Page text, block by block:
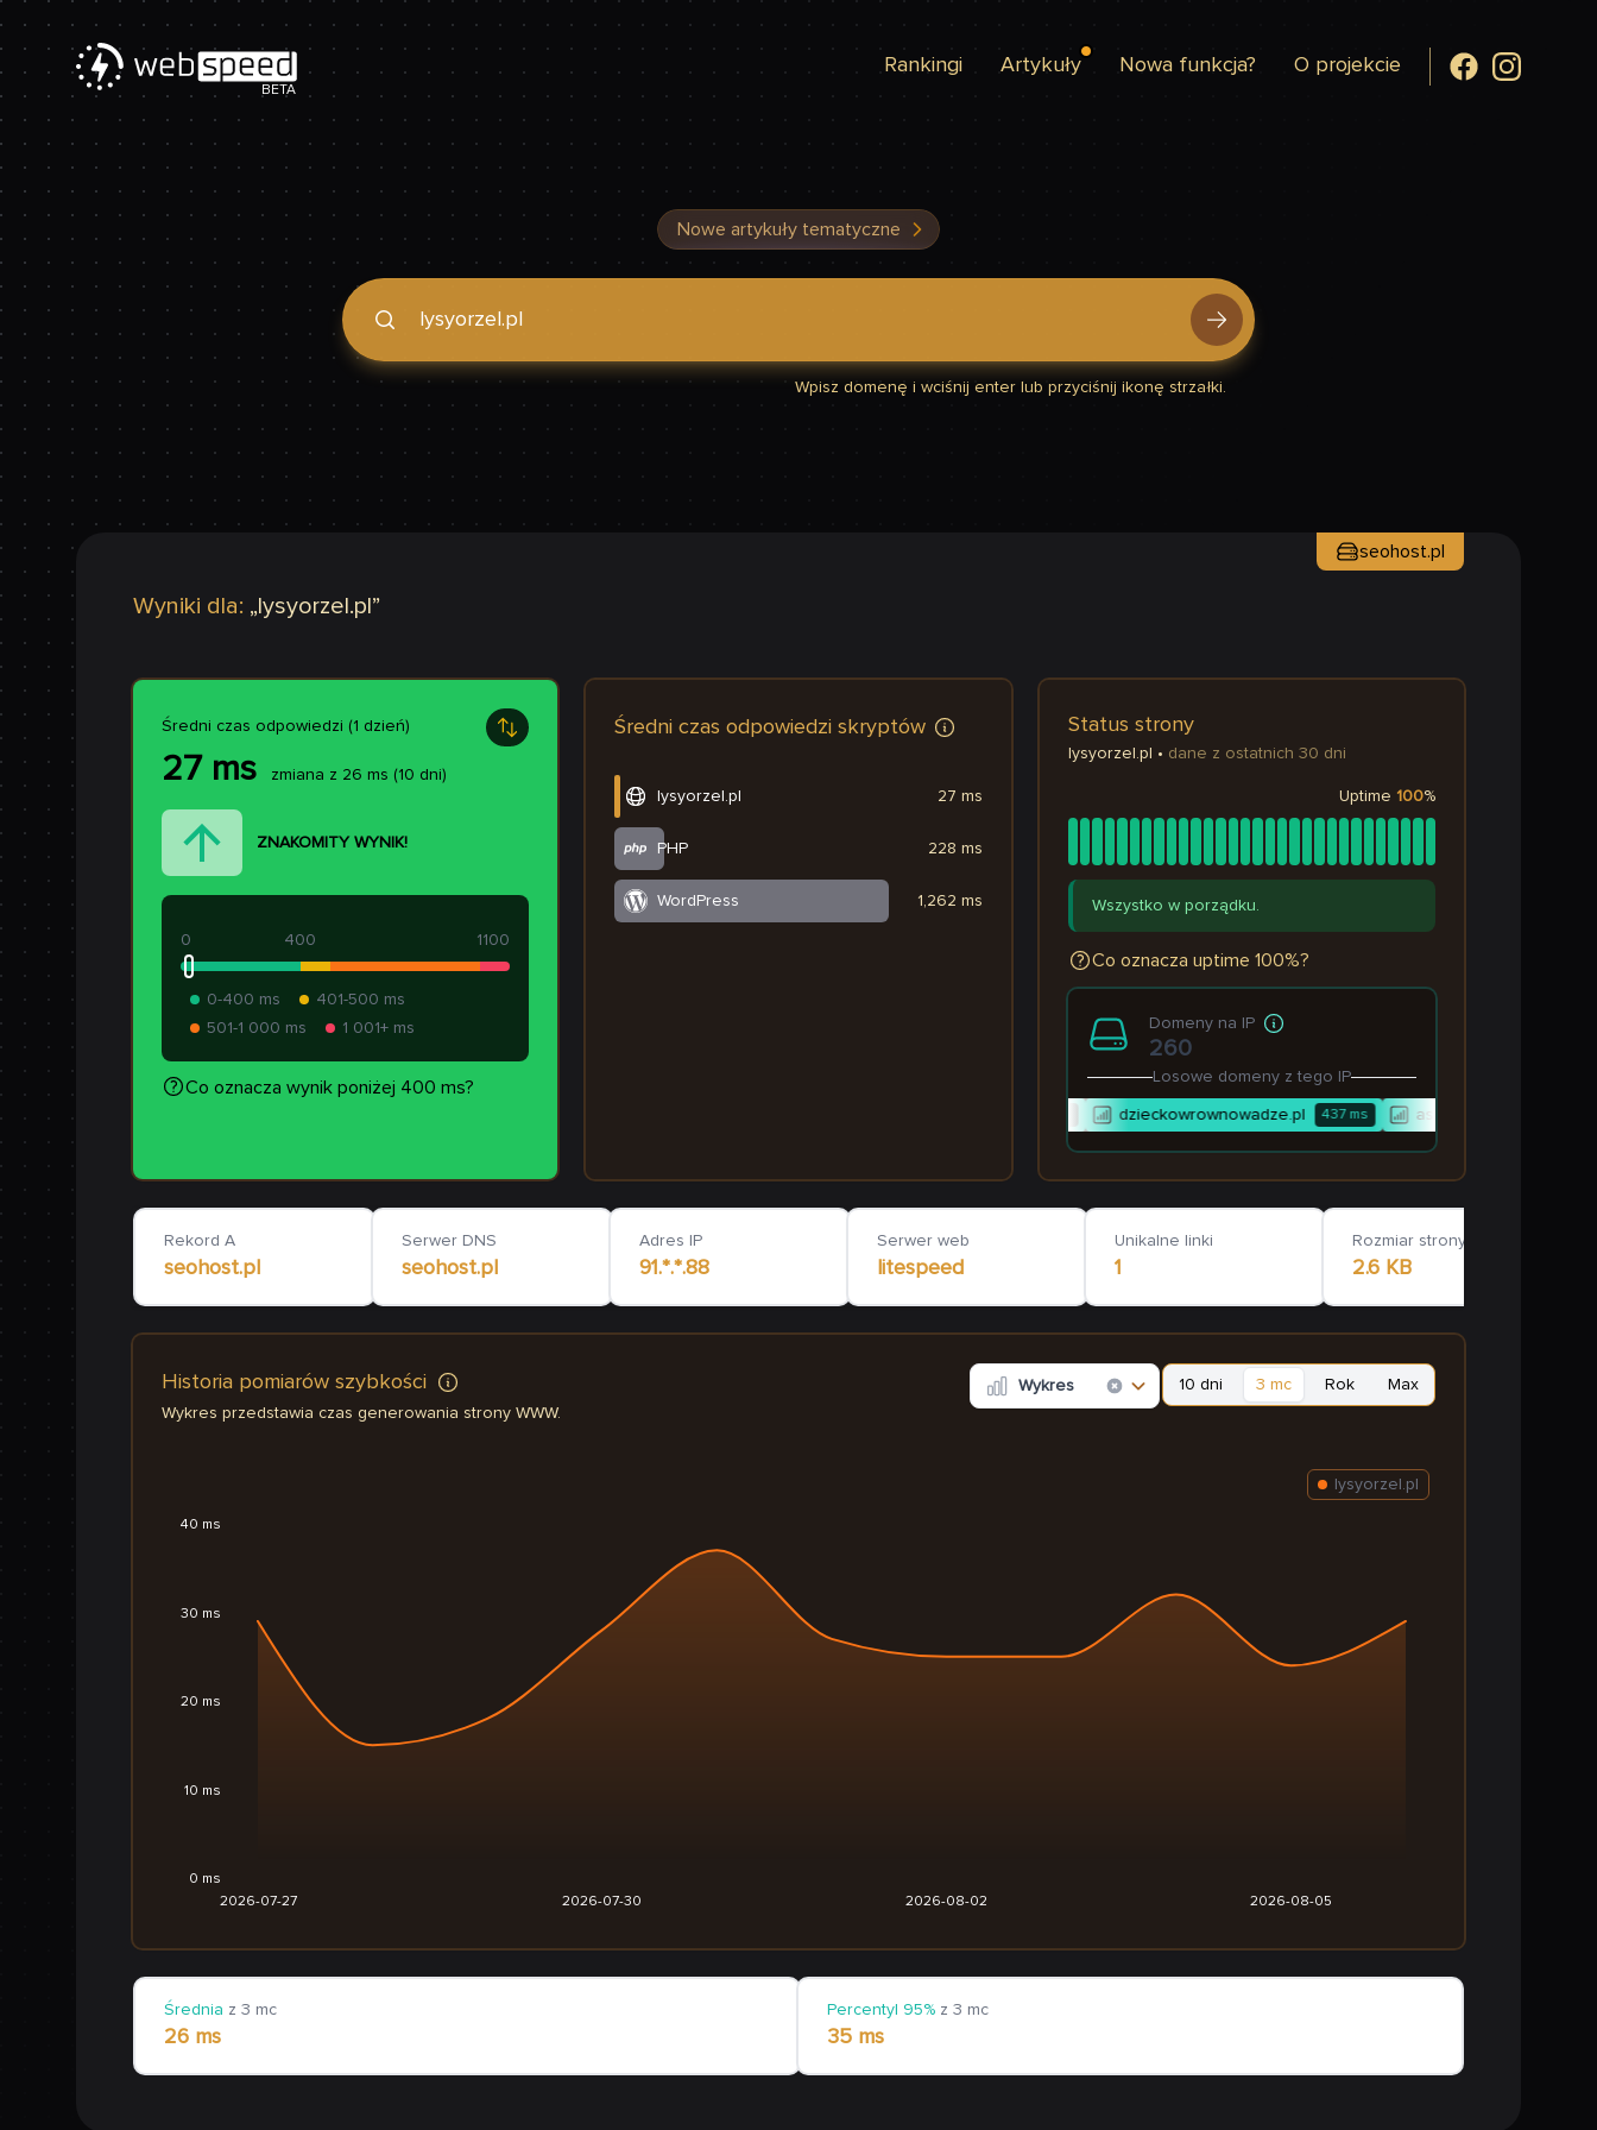
BETA
Rankingi Artykuły Nowa funkcja? O projekcie
Nowe artykuły tematyczne
Podaj domenę, by sprawdzić, czy Twoja strona jest szybka
Wpisz domenę i wciśnij enter lub przyciśnij ikonę strzałki.
Wyniki dla: „ lysyorzel.pl ”
seohost.pl
Średni czas odpowiedzi (1 dzień)
27ms zmiana z 26 ms (10 dni)
ZNAKOMITY WYNIK!
400
0 1100
0-400 ms
401-500 ms
501-1 000 ms
1 001+ ms
Co oznacza wynik poniżej 400 ms?
Średni czas odpowiedzi skryptów
lysyorzel.pl
PHP
WordPress
27 ms
228 ms
1,262 ms
Status strony
lysyorzel.pl • dane z ostatnich 30 dni
Uptime 100%
Wszystko w porządku.
Co oznacza uptime 100%?
Domeny na IP
260
Losowe domeny z tego IP
dzieckowrownowadze.pl 437ms asbusiness.pl
Rekord A
seohost.pl
Serwer DNS
seohost.pl
Adres IP
91.*.*.88
Serwer web
litespeed
Unikalne linki
1
Rozmiar strony głównej
2.6 KB
Historia pomiarów szybkości
Wykres przedstawia czas generowania strony WWW.
Wykres 10 dni 3 mc Rok Max
2026-07-27 2026-07-30 2026-08-02 2026-08-05
0 ms
10 ms
20 ms
30 ms
40 ms
lysyorzel.pl
Średnia z 3 mc
26 ms
Percentyl 95% z 3 mc
35 ms